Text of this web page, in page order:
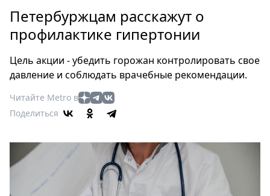
Россия
Мир
Еда
Туризм
Мода
Театр
Афиша
Книги
Выставки
Петербуржцам расскажут о
профилактике гипертонии
Цель акции - убедить горожан контролировать свое
давление и соблюдать врачебные рекомендации.
Читайте Metro в
Поделиться